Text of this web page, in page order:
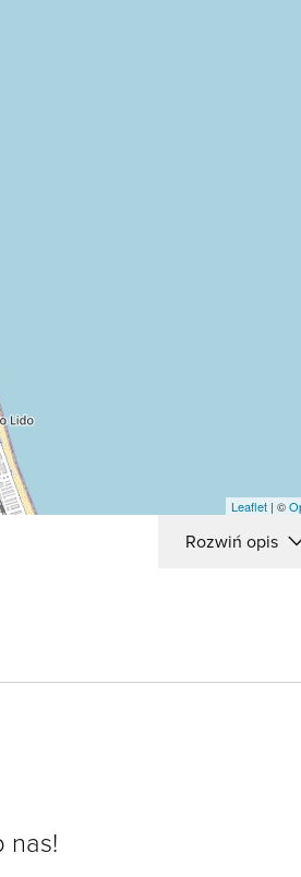
Leaflet | ©
Rozwiń opis
nas!